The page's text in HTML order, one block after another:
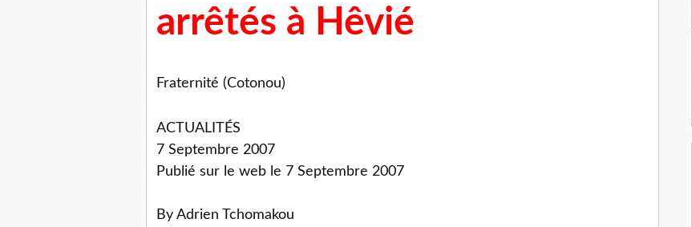
arrêtés à Hêvié
Fraternité (Cotonou)
ACTUALITÉS
7 Septembre 2007
Publié sur le web le 7 Septembre 2007
By Adrien Tchomakou